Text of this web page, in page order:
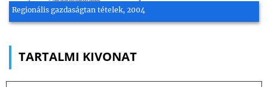
Regionális gazdaságtan tételek, 2004
TARTALMI KIVONAT